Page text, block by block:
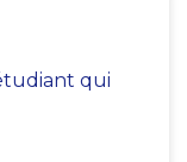
qui